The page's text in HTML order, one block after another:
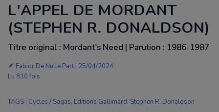
L'APPEL DE MORDANT
(STEPHEN R. DONALDSON)
Titre original : Mordant's Need | Parution : 1986-1987
🪶 Fabior De Nulle Part | 25/04/2024
Lu 810 fois
TAGS : Cycles / Sagas, Editions Gallimard, Stephen R. Donaldson